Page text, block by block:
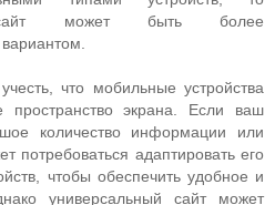
сайт может быть более
что мобильные устройства
пространство экрана. Если ваш
количество информации или
потребоваться адаптировать его
чтобы обеспечить удобное и
универсальный сайт может